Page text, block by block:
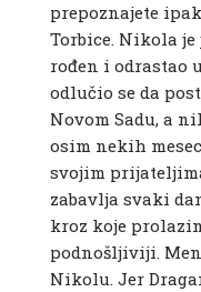
prepoznajete
Torbice. Nikola
rođen i odrastao
odlučio se da
Novom Sadu, a
osim nekih
svojim
zabavlja svaki
kroz koje
podnošljiviji.
Nikolu. Jer